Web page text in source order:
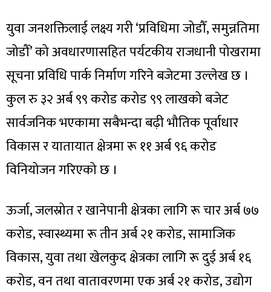
युवा जनशक्तिलाई लक्ष्य गरी ‘प्रविधिमा जोडौँ, समुन्नतिमा
जोडौँ’ को अवधारणासहित पर्यटकीय राजधानी पोखरामा
सूचना प्रविधि पार्क निर्माण गरिने बजेटमा उल्लेख छ ।
कुल रु ३२ अर्ब ९९ करोड करोड ९९ लाखको बजेट
सार्वजनिक भएकामा सबैभन्दा बढ़ी भौतिक पूर्वाधार
विकास र यातायात क्षेत्रमा रू ११ अर्ब ९६ करोड
विनियोजन गरिएको छ ।
ऊर्जा, जलस्रोत र खानेपानी क्षेत्रका लागि रू चार अर्ब ७७
करोड, स्वास्थ्यमा रू तीन अर्ब २१ करोड, सामाजिक
विकास, युवा तथा खेलकुद क्षेत्रका लागि रू दुई अर्ब १६
करोड, वन तथा वातावरणमा एक अर्ब २१ करोड, उद्योग